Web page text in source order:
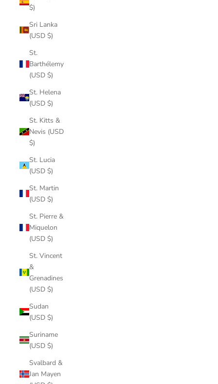
$)
Sri Lanka
(USD $)
St.
Barthélemy
(USD $)
St. Helena
(USD $)
St. Kitts &
Nevis (USD
$)
St. Lucia
(USD $)
St. Martin
(USD $)
St. Pierre &
Miquelon
(USD $)
St. Vincent
&
Grenadines
(USD $)
Sudan
(USD $)
Suriname
(USD $)
Svalbard &
Jan Mayen